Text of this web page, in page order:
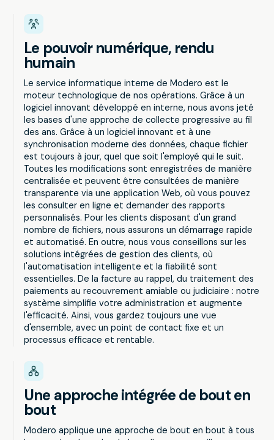
Le pouvoir numérique, rendu
humain
Le service informatique interne de Modero est le
moteur technologique de nos opérations. Grâce à un
logiciel innovant développé en interne, nous avons jeté
les bases d'une approche de collecte progressive au fil
des ans. Grâce à un logiciel innovant et à une
synchronisation moderne des données, chaque fichier
est toujours à jour, quel que soit l'employé qui le suit.
Toutes les modifications sont enregistrées de manière
centralisée et peuvent être consultées de manière
transparente via une application Web, où vous pouvez
les consulter en ligne et demander des rapports
personnalisés. Pour les clients disposant d'un grand
nombre de fichiers, nous assurons un démarrage rapide
et automatisé. En outre, nous vous conseillons sur les
solutions intégrées de gestion des clients, où
l'automatisation intelligente et la fiabilité sont
essentielles. De la facture au rappel, du traitement des
paiements au recouvrement amiable ou judiciaire : notre
système simplifie votre administration et augmente
l'efficacité. Ainsi, vous gardez toujours une vue
d'ensemble, avec un point de contact fixe et un
processus efficace et rentable.
Une approche intégrée de bout en
bout
Modero applique une approche de bout en bout à tous